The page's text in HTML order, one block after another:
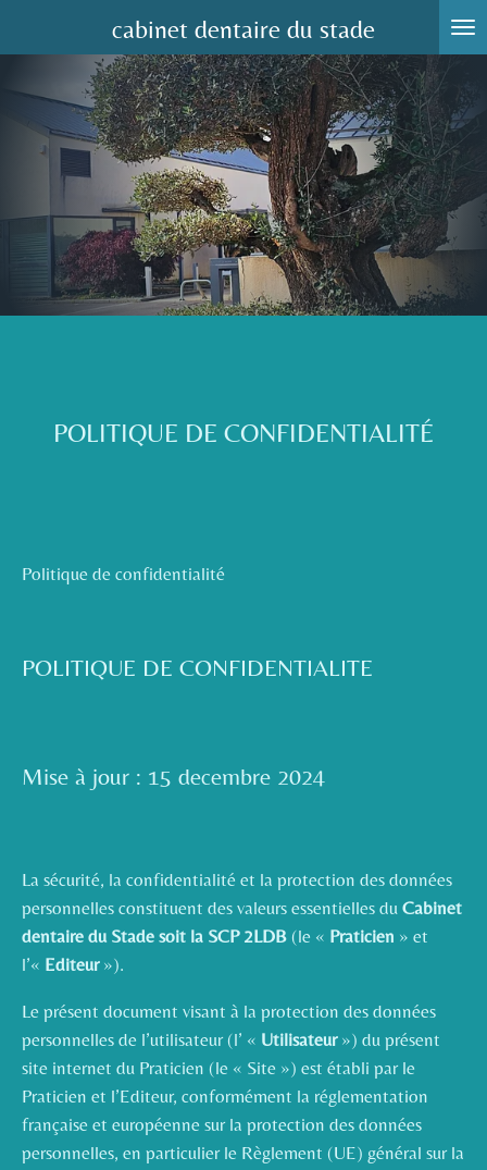
au
principal
cabinet dentaire du stade
POLITIQUE DE CONFIDENTIALITÉ
Politique de confidentialité
POLITIQUE DE CONFIDENTIALITE
Mise à jour : 15 decembre 2024
La sécurité, la confidentialité et la protection des données
personnelles constituent des valeurs essentielles du Cabinet
dentaire du Stade soit la SCP 2LDB (le « Praticien » et
l’« Editeur »).
Le présent document visant à la protection des données
personnelles de l’utilisateur (l’ « Utilisateur ») du présent
site internet du Praticien (le « Site ») est établi par le
Praticien et l’Editeur, conformément la réglementation
française et européenne sur la protection des données
personnelles, en particulier le Règlement (UE) général sur la